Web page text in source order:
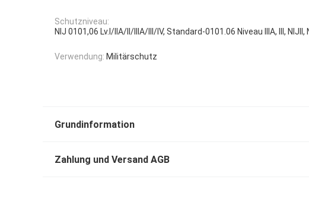
Schutzniveau:
NIJ 0101,06 Lv.I/IIA/II/IIIA/III/IV, Standard-0101.06 Niveau IIIA, III, NIJII,
Verwendung: Militärschutz
Grundinformation
Zahlung und Versand AGB